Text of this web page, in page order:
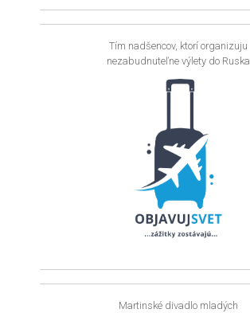
Tím nadšencov, ktorí organizuju
nezabudnuteľne výlety do Ruska
Martinské divadlo mladých